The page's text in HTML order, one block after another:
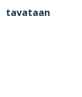
tavataan